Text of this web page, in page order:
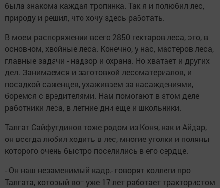
была знакома каждая тропинка. Так я и полюбил лес,
природу и решил, что хочу здесь работать.
В моем распоряжении всего 2850 гектаров леса, это, в
основном, хвойные леса. Конечно, у нас, мастеров леса,
главные задачи - надзор и охрана. Но хватает и других
дел. Занимаемся и заготовкой лесоматериалов, и
посадкой саженцев, ухаживаем за насаждениями,
боремся с вредителями. Нам помогают в этом деле
работники леса, в летние дни еще и школьники.
Талгат Сайфутдинов тоже родом из Коня, как и Айдар,
он всегда любил ходить в лес, многие уголки и поляны
которого очень быстро поселились в его сердце.
- Он наш незаменимый кадр,- говорят коллеги про
Талгата, который вот уже 17 лет работает трактористом